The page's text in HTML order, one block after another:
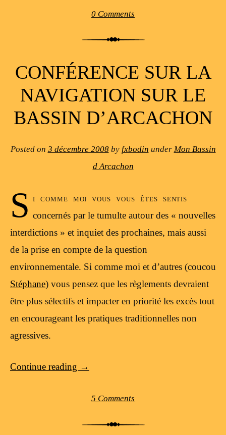
0 Comments
CONFÉRENCE SUR LA
NAVIGATION SUR LE
BASSIN D’ARCACHON
Posted on 3 décembre 2008by fxbodin under Mon Bassin
d Arcachon
S i comme moi vous vous êtes sentis
concernés par le tumulte autour des « nouvelles
interdictions » et inquiet des prochaines, mais aussi
de la prise en compte de la question
environnementale. Si comme moi et d’autres (coucou
Stéphane) vous pensez que les règlements devraient
être plus sélectifs et impacter en priorité les excès tout
en encourageant les pratiques traditionnelles non
agressives.
Continue reading →
5 Comments